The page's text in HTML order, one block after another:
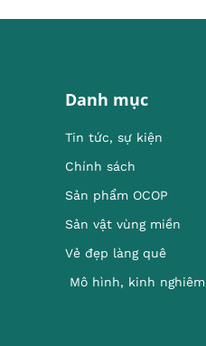
Danh mục
Tin tức, sự kiện
Chính sách
Sản phẩm OCOP
Sản vật vùng miền
Vẻ đẹp làng quê
Mô hình, kinh nghiêm